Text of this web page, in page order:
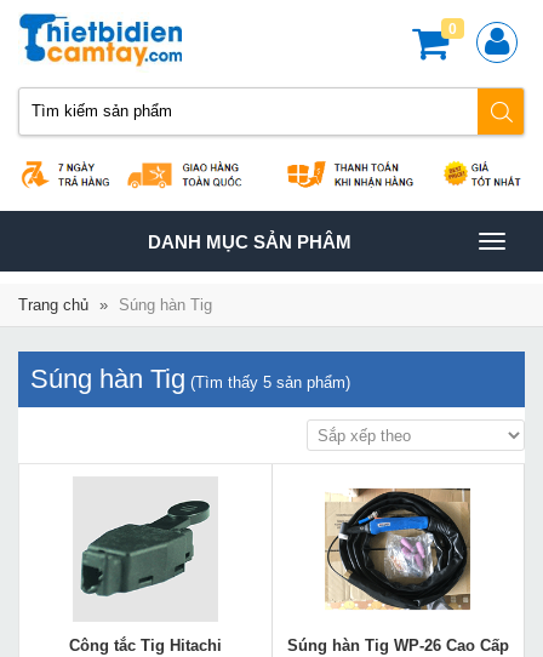
0
TOGGLE
NAVIGATION
DANH MỤC SẢN PHÂM
Trang chủ » Súng hàn Tig
Súng hàn Tig (Tìm thấy 5 sản phẩm)
Công tắc Tig Hitachi Súng hàn Tig WP-26 Cao Cấp